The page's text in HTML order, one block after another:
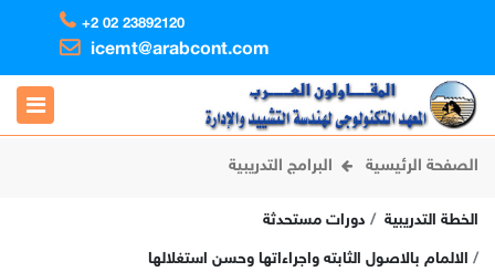
+2 02 23892120
icemt@arabcont.com
الصفحة الرئيسية البرامج التدريبية
الخطة التدريبية دورات مستحدثة
الالمام بالاصول الثابته واجراءاتها وحسن استغلالها